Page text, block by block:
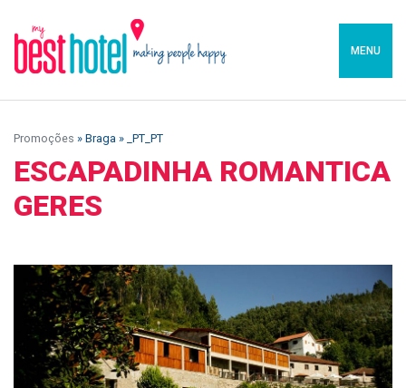
MENU
Promoções » Braga » _PT_PT
ESCAPADINHA ROMANTICA
GERES